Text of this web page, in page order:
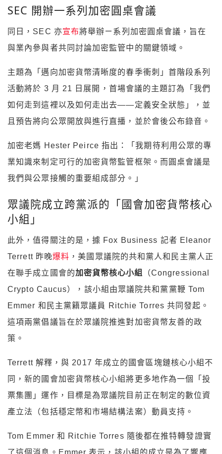
SEC 開辦一系列加密圓桌會議
同日，SEC 亦宣布將舉辦ㄧ系列加密圓桌會議，旨在
與業內參與者共同討論加密監管中的關鍵領域。
主題為「邁向加密貨幣清晰度的春季衝刺」首階段系列
活動將於 3 月 21 日展開，首場會議的主題訂為「我們
如何走到這裡以及如何走出去——定義安全狀態」，並
且預告將向公眾開放與進行直播，並於會後公布錄音。
加密老媽 Hester Peirce 指出：「我期待利用公眾的專
業知識來制定可行的加密貨幣監管框架。而圓桌會議是
我們與公眾接觸的重要組成部分。」
眾議院成立跨黨派的「國會加密貨幣核心
小組」
此外，值得關注的是，據 Fox Business 記者 Eleanor
Terrett 昨晚爆料 ，美國眾議院的共和黨人和民主黨人正
在聯手成立國會的加密貨幣核心小組
（Congressional
Crypto Caucus），該小組由眾議院共和黨黨鞭 Tom
Emmer 和民主黨籍眾議員 Ritchie Torres 共同發起。
這項兩黨倡議旨在於眾議院推進對加密貨幣友善的政
策。
Terrett 解釋，與 2017 年成立的國會區塊鏈核心小組不
同，新的國會加密貨幣核心小組將更多地作為一個「投
票集團」運作，目標是為眾議院目前正在制定的數位資
產立法（包括穩定幣和市場結構法案）動員支持。
Tom Emmer 和 Ritchie Torres 隨後都在推特轉發證實